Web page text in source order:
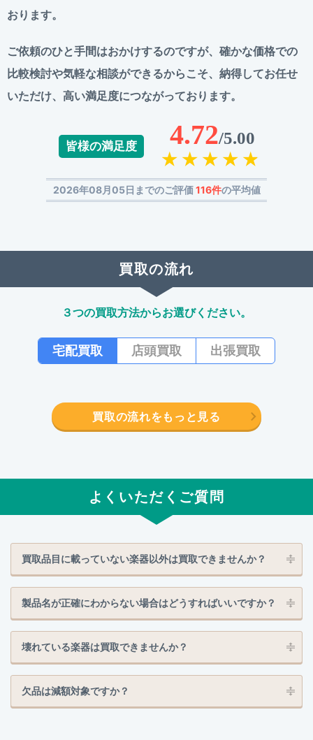
おります。
ご依頼のひと手間はおかけするのですが、 確かな価格での
比較検討や気軽な相談ができるからこそ、 納得してお任せ
いただけ、高い満足度につながっております。
皆様の満足度 4.72/5.00
2026年08月05日までのご評価116件の平均値
買取の流れ
３つの買取方法からお選びください。
宅配買取 店頭買取 出張買取
買取の流れをもっと見る
よくいただくご質問
買取品目に載っていない楽器以外は買取できませんか？
製品名が正確にわからない場合はどうすればいいですか？
壊れている楽器は買取できませんか？
欠品は減額対象ですか？